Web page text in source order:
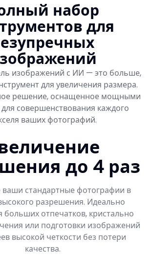
набор
для
изображений с ИИ — это больше,
для увеличения размера.
решение, оснащенное мощными
совершенствования каждого
ваших фотографий.
до 4 раз
ваши стандартные фотографии в
разрешения. Идеально
больших отпечатков, кристально
или подготовки изображений
высокой четкости без потери
качества.